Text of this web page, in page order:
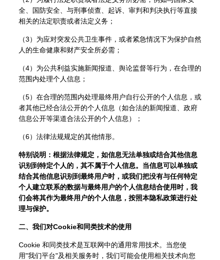
全、国防安全、与刑事侦查、起诉、审判和判决执行等直接
相关的法定职责或者法定义务；
（3）为应对突发公共卫生事件，或者紧急情况下为保护自然
人的生命健康和财产安全所必需；
（4）为公共利益实施新闻报道、舆论监督等行为，在合理的
范围内处理个人信息；
（5）在合理的范围内处理最终用户自行公开的个人信息，或
者其他已经合法公开的个人信息（如合法的新闻报道、政府
信息公开等渠道合法公开的个人信息）；
（6）法律法规规定的其他情形。
特别说明：根据法律规定，如信息无法单独或结合其他信息
识别到特定个人的，其不属于个人信息。当信息可以单独或
结合其他信息识别到最终用户时，或我们把没有与任何特定
个人建立联系的数据与最终用户的个人信息结合使用时，我
们会将其作为最终用户的个人信息，按照本隐私政策进行处
理与保护。
二、我们对Cookie和同类技术的使用
Cookie 和同类技术是互联网中的通用常用技术。当您使
用"我们平台"及相关服务时，我们可能会使用相关技术向您